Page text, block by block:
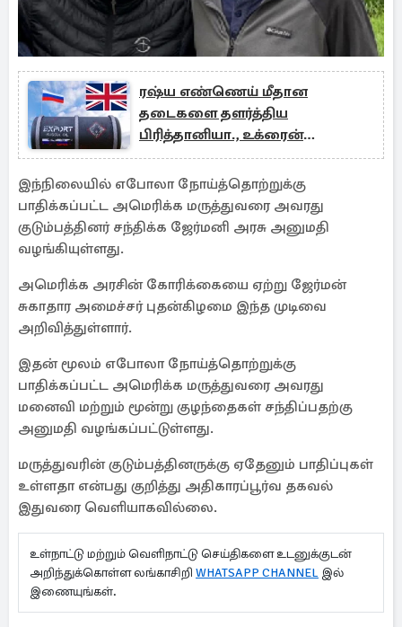
ரஷ்ய எண்ணெய் மீதான
தடைகளை தளர்த்திய
பிரித்தானியா., உக்ரைன்
எச்சரிக்கை
இந்நிலையில் எபோலா நோய்த்தொற்றுக்கு
பாதிக்கப்பட்ட அமெரிக்க மருத்துவரை அவரது
குடும்பத்தினர் சந்திக்க ஜேர்மனி அரசு அனுமதி
வழங்கியுள்ளது.
அமெரிக்க அரசின் கோரிக்கையை ஏற்று ஜேர்மன்
சுகாதார அமைச்சர் புதன்கிழமை இந்த முடிவை
அறிவித்துள்ளார்.
இதன் மூலம் எபோலா நோய்த்தொற்றுக்கு
பாதிக்கப்பட்ட அமெரிக்க மருத்துவரை அவரது
மனைவி மற்றும் மூன்று குழந்தைகள் சந்திப்பதற்கு
அனுமதி வழங்கப்பட்டுள்ளது.
மருத்துவரின் குடும்பத்தினருக்கு ஏதேனும் பாதிப்புகள்
உள்ளதா என்பது குறித்து அதிகாரப்பூர்வ தகவல்
இதுவரை வெளியாகவில்லை.
உள்நாட்டு மற்றும் வெளிநாட்டு செய்திகளை உடனுக்குடன்
அறிந்துக்கொள்ள லங்காசிறி WHATSAPP CHANNEL இல்
இணையுங்கள்.